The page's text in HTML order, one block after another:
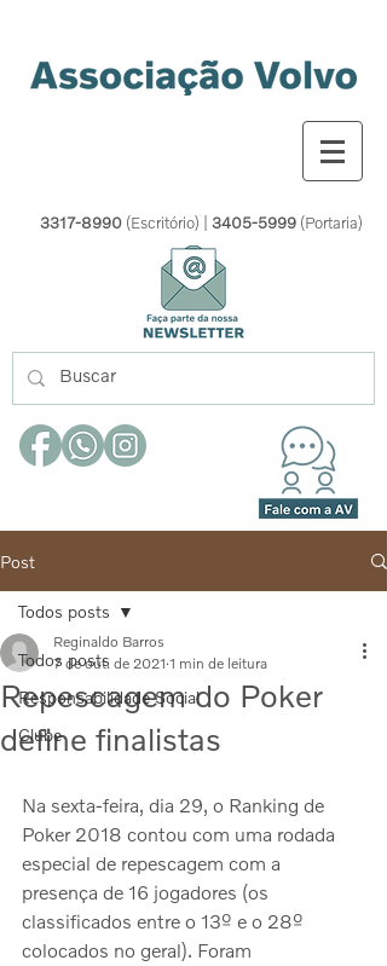
3317-8990 (Escritório) | 3405-5999(Portaria)
Post
Todos posts
Responsabilidade Social
Clube
Todos posts
Repescagem do Poker
define finalistas
Reginaldo Barros
7 de out. de 2021 1 min de leitura
Na sexta-feira, dia 29, o Ranking de
Poker 2018 contou com uma rodada
especial de repescagem com a
presença de 16 jogadores (os
classificados entre o 13º e o 28º
colocados no geral). Foram